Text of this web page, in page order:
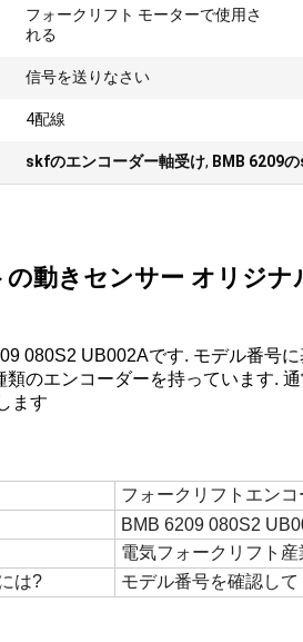
フォークリフト モーターで使用さ
れる
信号を送りなさい
4配線
skfのエンコーダー軸受け, BMB 6209
動きセンサー オリジ
080S2 UB002Aです. モデル番号
のエンコーダーを持っています.
ます
フォークリフトエンコ
BMB 6209 080S2
電気フォークリフト産
は?
モデル番号を確認して